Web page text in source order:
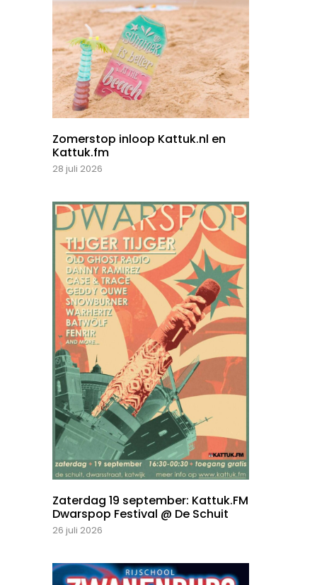
Zomerstop inloop Kattuk.nl en
Kattuk.fm
28 juli 2026
Zaterdag 19 september: Kattuk.FM
Dwarspop Festival @ De Schuit
26 juli 2026